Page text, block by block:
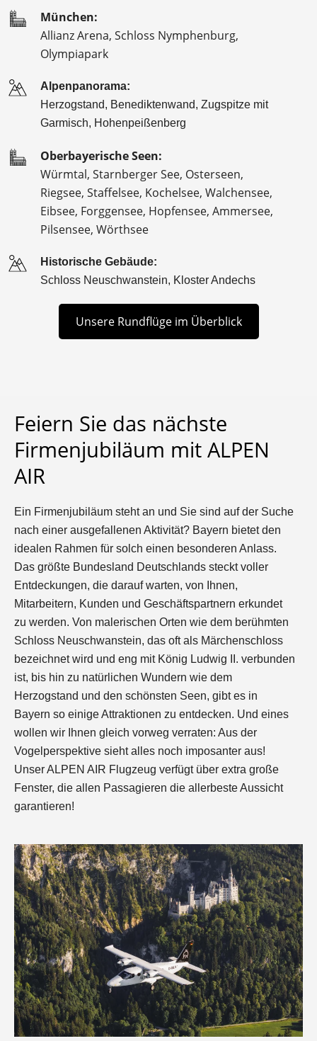
München:
Allianz Arena, Schloss Nymphenburg,
Olympiapark
Alpenpanorama:
Herzogstand, Benediktenwand, Zugspitze mit
Garmisch, Hohenpeißenberg
Oberbayerische Seen:
Würmtal, Starnberger See, Osterseen,
Riegsee, Staffelsee, Kochelsee, Walchensee,
Eibsee, Forggensee, Hopfensee, Ammersee,
Pilsensee, Wörthsee
Historische Gebäude:
Schloss Neuschwanstein, Kloster Andechs
Unsere Rundflüge im Überblick
Feiern Sie das nächste
Firmenjubiläum mit ALPEN
AIR
Ein Firmenjubiläum steht an und Sie sind auf der Suche
nach einer ausgefallenen Aktivität? Bayern bietet den
idealen Rahmen für solch einen besonderen Anlass.
Das größte Bundesland Deutschlands steckt voller
Entdeckungen, die darauf warten, von Ihnen,
Mitarbeitern, Kunden und Geschäftspartnern erkundet
zu werden. Von malerischen Orten wie dem berühmten
Schloss Neuschwanstein, das oft als Märchenschloss
bezeichnet wird und eng mit König Ludwig II. verbunden
ist, bis hin zu natürlichen Wundern wie dem
Herzogstand und den schönsten Seen, gibt es in
Bayern so einige Attraktionen zu entdecken. Und eines
wollen wir Ihnen gleich vorweg verraten: Aus der
Vogelperspektive sieht alles noch imposanter aus!
Unser ALPEN AIR Flugzeug verfügt über extra große
Fenster, die allen Passagieren die allerbeste Aussicht
garantieren!